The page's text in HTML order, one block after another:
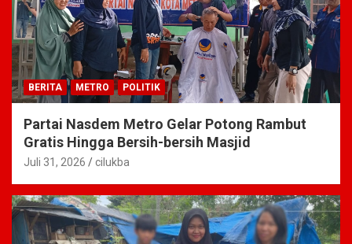
BERITA METRO POLITIK
Partai Nasdem Metro Gelar Potong Rambut
Gratis Hingga Bersih-bersih Masjid
Juli 31, 2026 cilukba